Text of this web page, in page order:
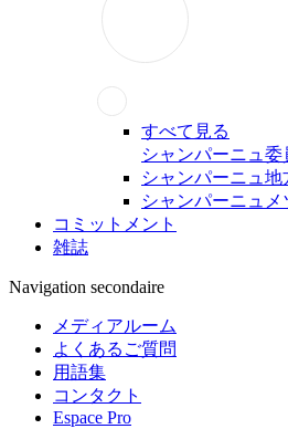
すべて見る
シャンパーニュ委
シャンパーニュ
シャンパーニュメ
コミットメント
雑誌
Navigation secondaire
メディアルーム
よくあるご質問
用語集
コンタクト
Espace Pro